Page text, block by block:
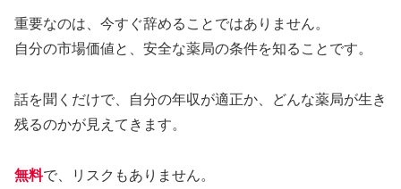
重要なのは、今すぐ辞めることではありません。
自分の市場価値と、安全な薬局の条件を知ることです。
話を聞くだけで、自分の年収が適正か、どんな薬局が生き
残るのかが見えてきます。
無料で、リスクもありません。